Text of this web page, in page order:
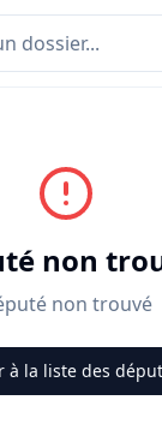
non
non trouvé
à la liste des